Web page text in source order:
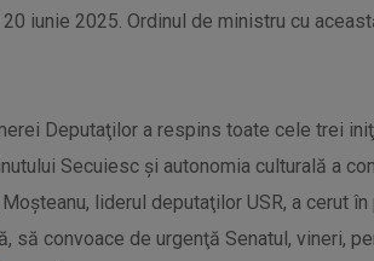
iunie 2025. Ordinul de ministru cu
Deputaţilor a respins toate cele trei
Secuiesc şi autonomia culturală a
liderul deputaţilor USR, a cerut
să convoace de urgenţă Senatul, vineri,